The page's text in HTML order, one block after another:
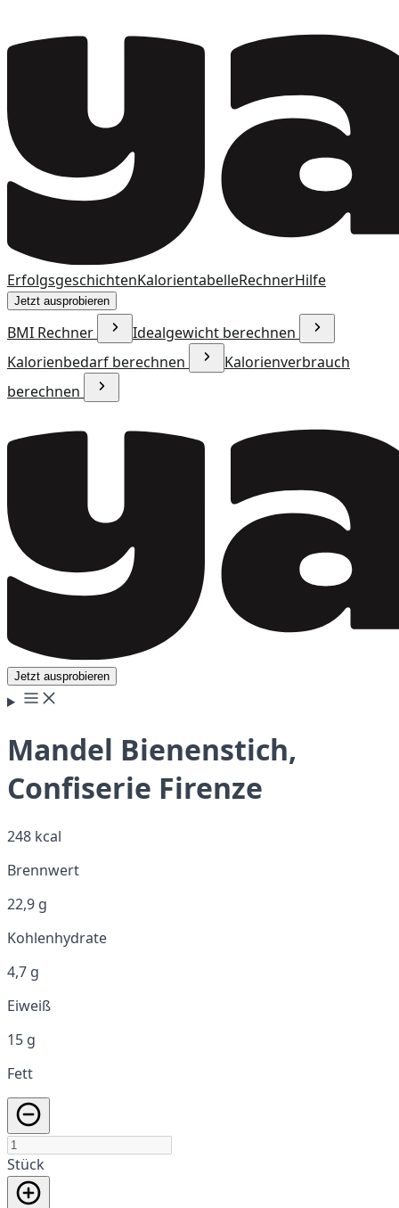
ErfolgsgeschichtenKalorientabelleRechnerHilfe
Jetzt ausprobieren
BMI Rechner
Idealgewicht berechnen
Kalorienbedarf berechnen
Kalorienverbrauch
berechnen
Jetzt ausprobieren
Mandel Bienenstich,
Confiserie Firenze
248 kcal
Brennwert
22,9 g
Kohlenhydrate
4,7 g
Eiweiß
15 g
Fett
Stück